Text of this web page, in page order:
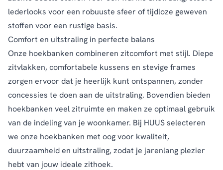
lederlooks voor een robuuste sfeer of tijdloze geweven
stoffen voor een rustige basis.
Comfort en uitstraling in perfecte balans
Onze hoekbanken combineren zitcomfort met stijl. Diepe
zitvlakken, comfortabele kussens en stevige frames
zorgen ervoor dat je heerlijk kunt ontspannen, zonder
concessies te doen aan de uitstraling. Bovendien bieden
hoekbanken veel zitruimte en maken ze optimaal gebruik
van de indeling van je woonkamer. Bij HUUS selecteren
we onze hoekbanken met oog voor kwaliteit,
duurzaamheid en uitstraling, zodat je jarenlang plezier
hebt van jouw ideale zithoek.